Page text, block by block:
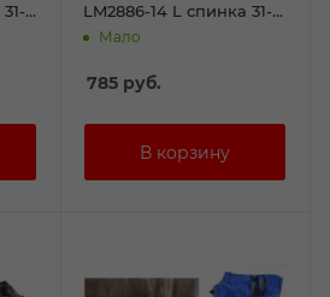
LM2886-14 L спинка 31-
35смМало
785руб.